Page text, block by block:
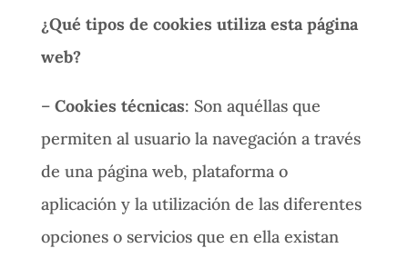
¿Qué tipos de cookies utiliza esta página
web?
–Cookies técnicas: Son aquéllas que
permiten al usuario la navegación a través
de una página web, plataforma o
aplicación y la utilización de las diferentes
opciones o servicios que en ella existan